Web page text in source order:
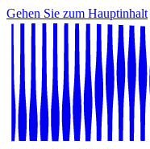
Gehen Sie zum Hauptinhalt